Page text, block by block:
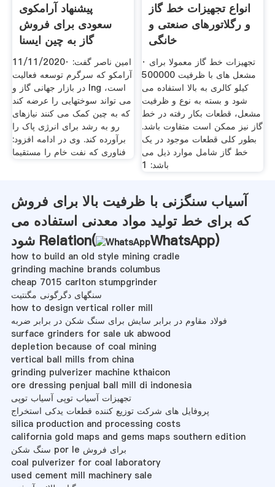
پیشنهاد آرامکوی
سعودی برای فروش
گاز به چین ایسنا
11/11/2020· امین ناصر گفت:
آرامکو که سرگرم توسعه فعالیت
در بازار جهانی گاز و lng است،
می تواند سوختهایی را عرضه کند
که به چین کمک می کنند نیازهای
رو به رشد برای انرژی پاک را
برآورده کند. وی در ادامه افزود:
فناوری که نفت خام را مستقیما
انواع تجهیزات خط گاز
و رگلاتورهای صنعتی و
خانگی
· تجهیزات خط گاز معمولا برای
مشعل های با ظرفیت 500000
کیلو کالری به بالا استفاده می
شود و بسته به نوع و ظرفیت
مشعل، قطعات بکار رفته در خط
گاز نیز ممکن است متفاوت باشد.
بطور کلی قطعات موجود در یک
خط گاز شامل موارد ذیل می
باشد: 1
آسیاب سنگزنی با ظرفیت بالا برای فروش
که برای خط تولید مواد معدنی استفاده می
شود Relation(
WhatsApp)
how to build an old style mining cradle
grinding machine brands columbus
cheap 7015 carlton stumpgrinder
سنگهای دگرگونی مگنتیت
how to design vertical roller mill
فولاد مقاوم در برابر سایش برای سنگ شکن در برابر ضربه
surface grinders for sale uk abwood
depletion because of coal mining
vertical ball mills from china
grinding pulverizer machine kthaicon
ore dressing penjual ball mill di indonesia
تجهیزات آسیاب توپی آسیاب توپی
پروفایل های شرکت توزیع کننده قطعات یدکی استخراج
silica production and processing costs
california gold maps and gems maps southern edition
سنگ شکن por le برای فروش
coal pulverizer for coal laboratory
used cement mill machinery sale